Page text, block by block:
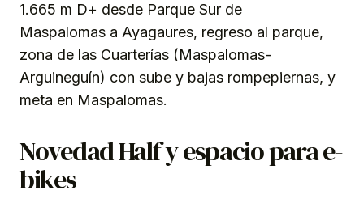
1.665 m D+ desde Parque Sur de
Maspalomas a Ayagaures, regreso al parque,
zona de las Cuarterías (Maspalomas-
Arguineguín) con sube y bajas rompepiernas, y
meta en Maspalomas.
Novedad Half y espacio para e-
bikes